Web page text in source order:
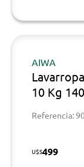
AIWA
10 Kg
Referencia:
U$S499